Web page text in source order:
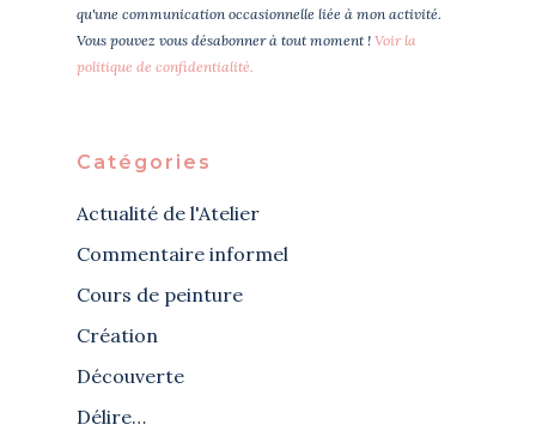
qu'une communication occasionnelle liée à mon activité.
Vous pouvez vous désabonner à tout moment ! Voir la
politique de confidentialité.
Catégories
Actualité de l'Atelier
Commentaire informel
Cours de peinture
Création
Découverte
Délire…